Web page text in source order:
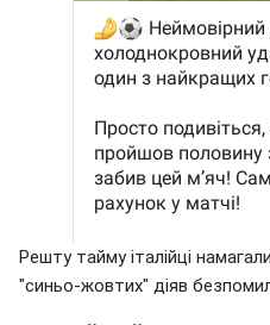
Решту тайму італійці
"синьо-жовтих" діяв